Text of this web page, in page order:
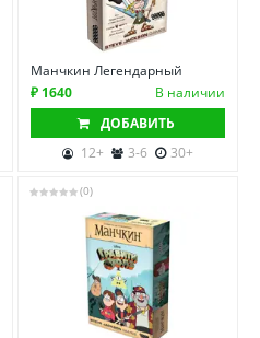
Манчкин Легендарный
₽ 1640
В наличии
ДОБАВИТЬ
12+
3-6 30+
(0)